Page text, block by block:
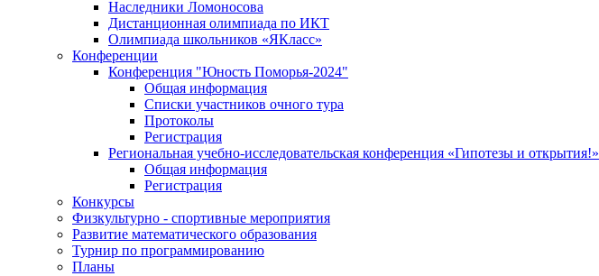
Наследники Ломоносова
Дистанционная олимпиада по ИКТ
Олимпиада школьников «ЯКласс»
Конференции
Конференция "Юность Поморья-2024"
Общая информация
Списки участников очного тура
Протоколы
Регистрация
Региональная учебно-исследовательская конференция «Гипотезы и открытия!»
Общая информация
Регистрация
Конкурсы
Физкультурно - спортивные мероприятия
Развитие математического образования
Турнир по программированию
Планы